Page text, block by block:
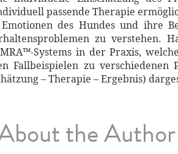
passende Therapie
des Hundes und ihre
zu verstehen.
Systems in der Praxis,
Fallbeispielen zu verschiedenen
– Therapie – Ergebnis)
the Author